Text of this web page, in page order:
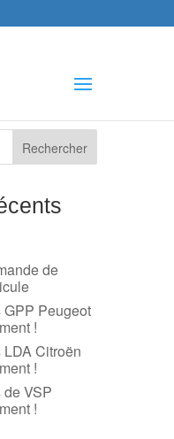
de
Peugeot
!
Citroën
!
VSP
!